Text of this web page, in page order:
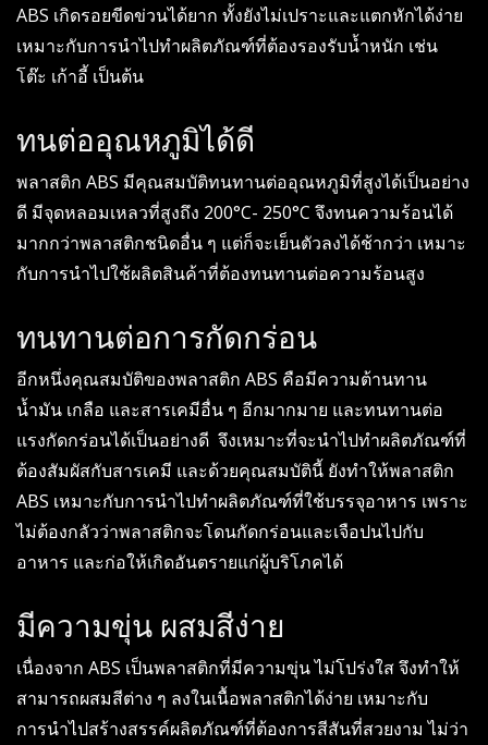
ABS เกิดรอยขีดข่วนได้ยาก ทั้งยังไม่เปราะและแตกหักได้ง่าย
เหมาะกับการนำไปทำผลิตภัณฑ์ที่ต้องรองรับน้ำหนัก เช่น
โต๊ะ เก้าอี้ เป็นต้น
ทนต่ออุณหภูมิได้ดี
พลาสติก ABS มีคุณสมบัติทนทานต่ออุณหภูมิที่สูงได้เป็นอย่าง
ดี มีจุดหลอมเหลวที่สูงถึง 200°C- 250°C จึงทนความร้อนได้
มากกว่าพลาสติกชนิดอื่น ๆ แต่ก็จะเย็นตัวลงได้ช้ากว่า เหมาะ
กับการนำไปใช้ผลิตสินค้าที่ต้องทนทานต่อความร้อนสูง
ทนทานต่อการกัดกร่อน
อีกหนึ่งคุณสมบัติของพลาสติก ABS คือมีความต้านทาน
น้ำมัน เกลือ และสารเคมีอื่น ๆ อีกมากมาย และทนทานต่อ
แรงกัดกร่อนได้เป็นอย่างดี จึงเหมาะที่จะนำไปทำผลิตภัณฑ์ที่
ต้องสัมผัสกับสารเคมี และด้วยคุณสมบัตินี้ ยังทำให้พลาสติก
ABS เหมาะกับการนำไปทำผลิตภัณฑ์ที่ใช้บรรจุอาหาร เพราะ
ไม่ต้องกลัวว่าพลาสติกจะโดนกัดกร่อนและเจือปนไปกับ
อาหาร และก่อให้เกิดอันตรายแก่ผู้บริโภคได้
มีความขุ่น ผสมสีง่าย
เนื่องจาก ABS เป็นพลาสติกที่มีความขุ่น ไม่โปร่งใส จึงทำให้
สามารถผสมสีต่าง ๆ ลงในเนื้อพลาสติกได้ง่าย เหมาะกับ
การนำไปสร้างสรรค์ผลิตภัณฑ์ที่ต้องการสีสันที่สวยงาม ไม่ว่า